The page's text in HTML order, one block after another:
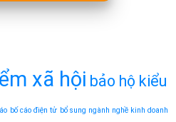
xã hội bảo hộ kiểu
bố cáo điện tử bổ sung ngành nghề kinh doanh